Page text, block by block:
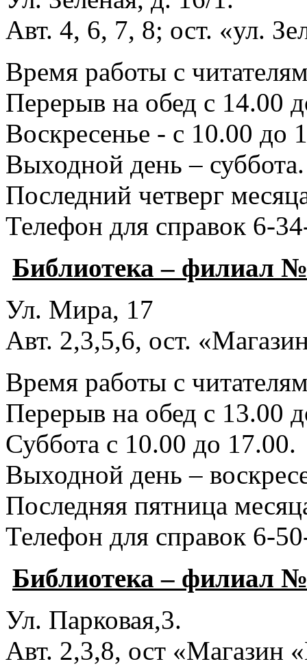
Авт. 4, 6, 7, 8; ост. «ул.
Время работы с
Перерыв на обед с 14.00
Воскресенье - с 10.00 до
Выходной день – суббота.
Последний четверг
Телефон для справок 6-
Библиотека – филиал
Ул. Мира, 17
Авт. 2,3,5,6, ост.
Время работы с
Перерыв на обед с 13.00
Суббота с 10.00 до 17.00.
Выходной день –
Последняя пятница
Телефон для справок 6-
Библиотека – филиал
Ул. Парковая,3.
Авт. 2,3,8, ост «Магазин